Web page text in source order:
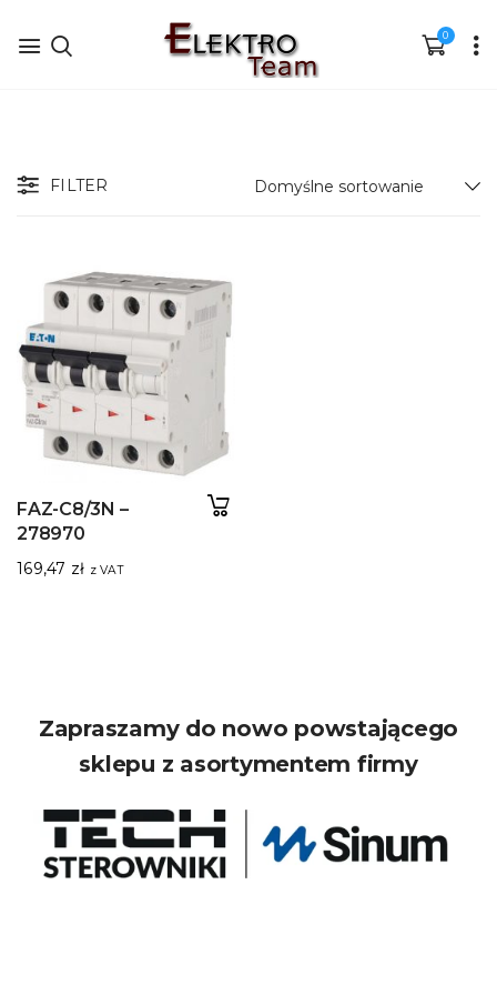
0
FILTER
FAZ-C8/3N –
278970
169,47 zł z VAT
Zapraszamy do nowo powstającego
sklepu z asortymentem firmy